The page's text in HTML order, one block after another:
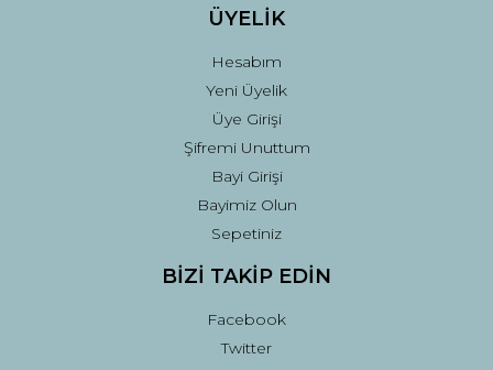
ÜYELİK
Hesabım
Yeni Üyelik
Üye Girişi
Şifremi Unuttum
Bayi Girişi
Bayimiz Olun
Sepetiniz
BİZİ TAKİP EDİN
Facebook
Twitter